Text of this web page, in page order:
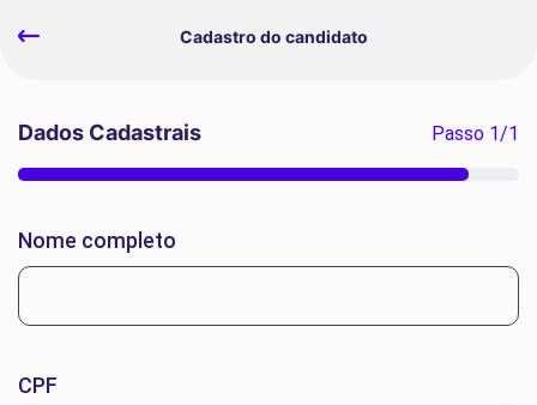
Cadastro do candidato
Dados Cadastrais Passo 1/1
Nome completo
CPF